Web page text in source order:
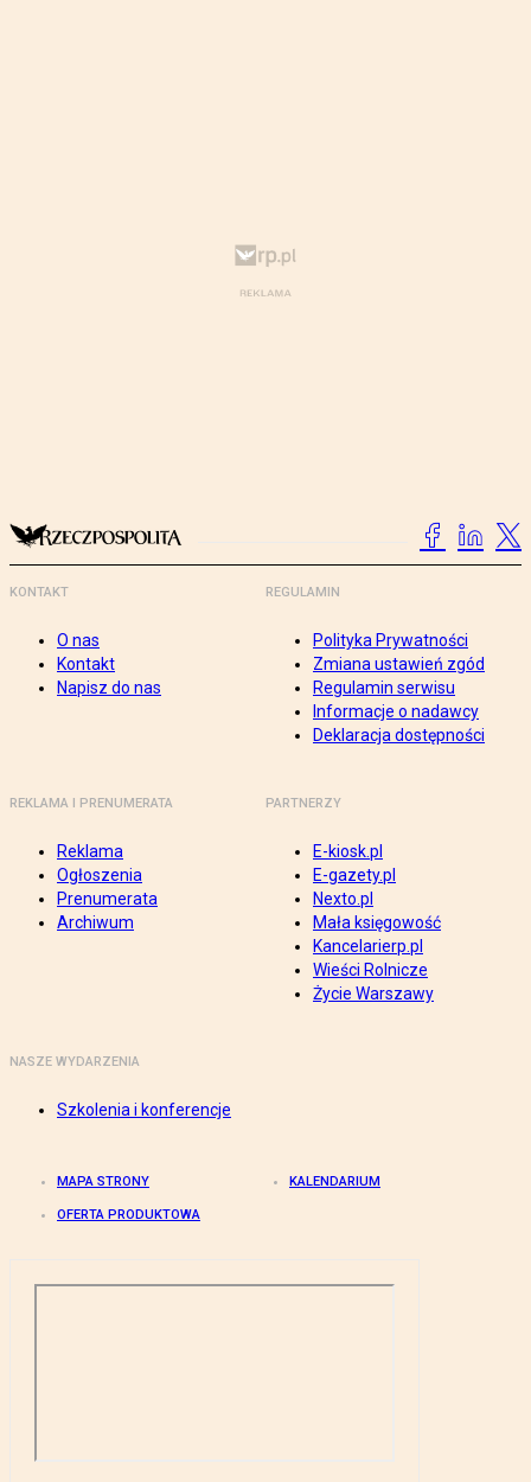
KONTAKT
O nas
Kontakt
Napisz do nas
REGULAMIN
Polityka Prywatności
Zmiana ustawień zgód
Regulamin serwisu
Informacje o nadawcy
Deklaracja dostępności
REKLAMA I PRENUMERATA
Reklama
Ogłoszenia
Prenumerata
Archiwum
PARTNERZY
E-kiosk.pl
E-gazety.pl
Nexto.pl
Mała księgowość
Kancelarierp.pl
Wieści Rolnicze
Życie Warszawy
NASZE WYDARZENIA
Szkolenia i konferencje
MAPA STRONY KALENDARIUM
OFERTA PRODUKTOWA